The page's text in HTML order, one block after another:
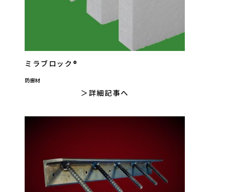
ミラブロック®
防振材
詳細記事へ